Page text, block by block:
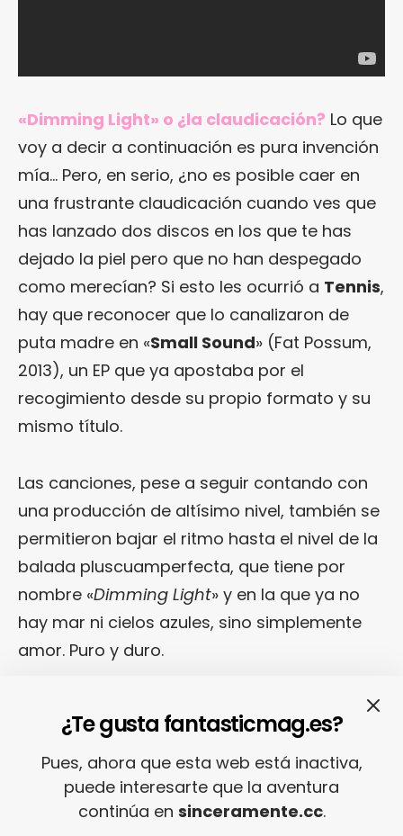
«Dimming Light» o ¿la claudicación? Lo que
voy a decir a continuación es pura invención
mía… Pero, en serio, ¿no es posible caer en
una frustrante claudicación cuando ves que
has lanzado dos discos en los que te has
dejado la piel pero que no han despegado
como merecían? Si esto les ocurrió a Tennis,
hay que reconocer que lo canalizaron de
puta madre en «Small Sound» (Fat Possum,
2013), un EP que ya apostaba por el
recogimiento desde su propio formato y su
mismo título.
Las canciones, pese a seguir contando con
una producción de altísimo nivel, también se
permitieron bajar el ritmo hasta el nivel de la
balada pluscuamperfecta, que tiene por
nombre «Dimming Light» y en la que ya no
hay mar ni cielos azules, sino simplemente
amor. Puro y duro.
https://youtu.be/Sq8I7hKbPlI
«I’m Calling» o ampliando horizontes.
¿Te gusta fantasticmag.es?
Pues, ahora que esta web está inactiva,
puede interesarte que la aventura
continúa en sinceramente.cc.